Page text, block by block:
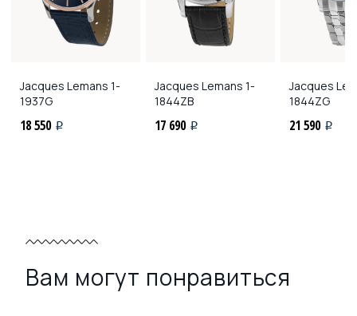
Jacques Lemans 1-
1937G
18 550 i
Jacques Lemans 1-
1844ZB
17 690 i
Jacques
1844ZG
21 590 i
Вам могут понравиться